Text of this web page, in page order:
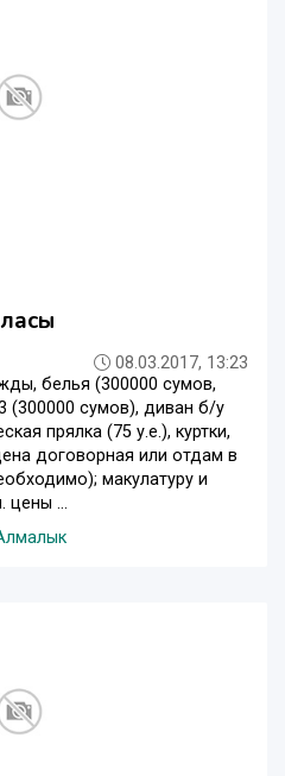
08.03.2017, 13:23
белья (300000 сумов,
(300000 сумов), диван б/у
прялка (75 у.е.), куртки,
договорная или отдам в
макулатуру и
цены ...